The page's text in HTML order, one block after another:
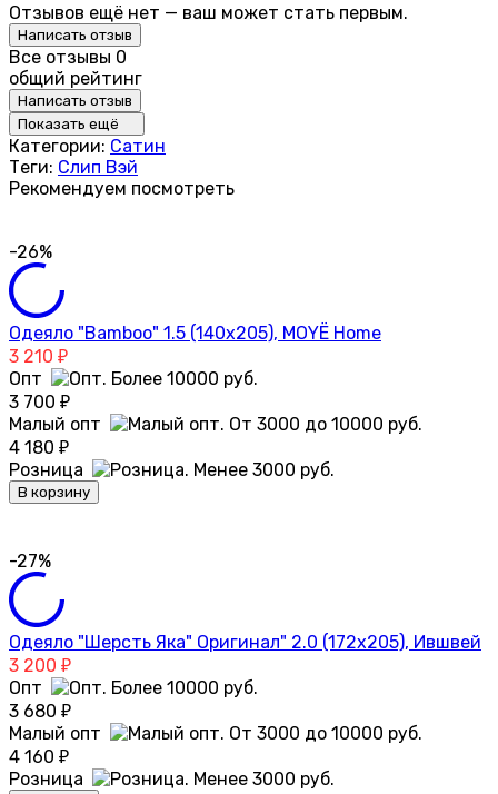
Отзывов ещё нет — ваш может стать первым.
Написать отзыв
Все отзывы 0
общий рейтинг
Написать отзыв
Показать ещё
Категории: Сатин
Теги: Слип Вэй
Рекомендуем посмотреть
-26%
Одеяло "Bamboo" 1.5 (140х205), MOYЁ Home
3 210 ₽
Опт
3 700 ₽
Малый опт
4 180 ₽
Розница
В корзину
-27%
Одеяло "Шерсть Яка" Оригинал" 2.0 (172х205), Ившвей
3 200 ₽
Опт
3 680 ₽
Малый опт
4 160 ₽
Розница